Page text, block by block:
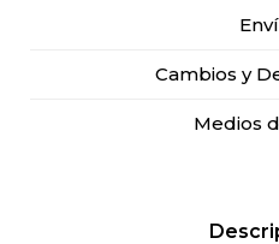
Cambios y
Medios